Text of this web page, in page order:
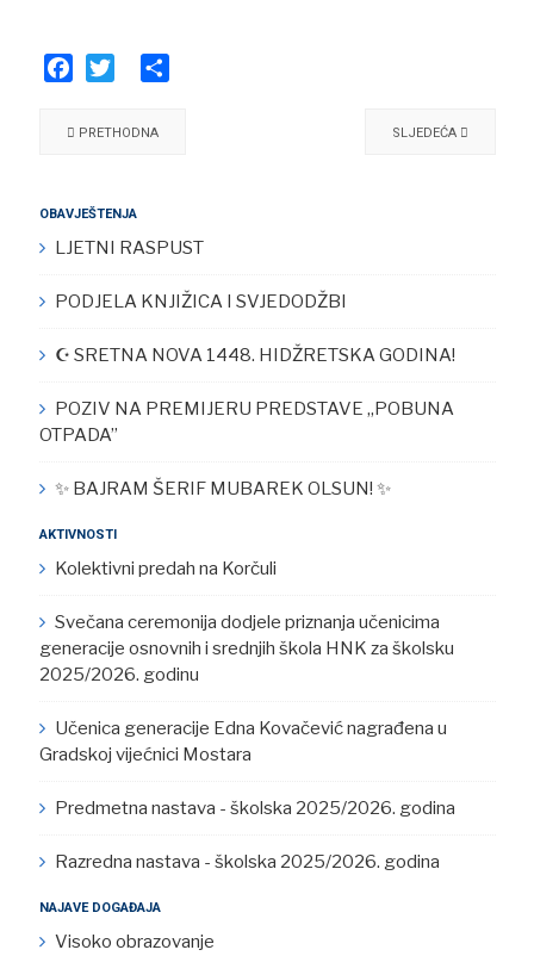
PRETHODNA SLJEDEĆA
OBAVJEŠTENJA
LJETNI RASPUST
PODJELA KNJIŽICA I SVJEDODŽBI
☪︎ SRETNA NOVA 1448. HIDŽRETSKA GODINA!
POZIV NA PREMIJERU PREDSTAVE „POBUNA
OTPADA”
✨ BAJRAM ŠERIF MUBAREK OLSUN! ✨
AKTIVNOSTI
Kolektivni predah na Korčuli
Svečana ceremonija dodjele priznanja učenicima
generacije osnovnih i srednjih škola HNK za školsku
2025/2026. godinu
Učenica generacije Edna Kovačević nagrađena u
Gradskoj vijećnici Mostara
Predmetna nastava - školska 2025/2026. godina
Razredna nastava - školska 2025/2026. godina
NAJAVE DOGAĐAJA
Visoko obrazovanje